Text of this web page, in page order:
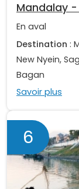
Mandalay
En aval
Destination :
New Nyein,
Bagan
Savoir plus
6